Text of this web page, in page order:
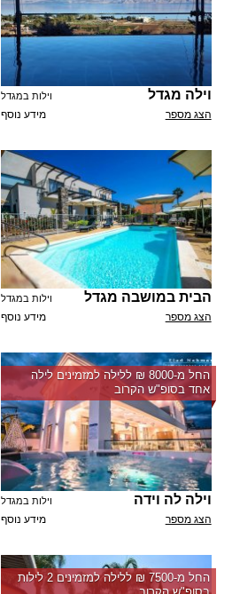
וילה מגדל וילות במגדל
מידע נוסף הצג מספר
הבית במושבה מגדל וילות במגדל
מידע נוסף הצג מספר
החל מ-‏8000 ₪ ללילה למזמינים לילה
אחד בסופ"ש הקרוב
וילה לה וידה וילות במגדל
מידע נוסף הצג מספר
החל מ-‏7500 ₪ ללילה למזמינים 2 לילות